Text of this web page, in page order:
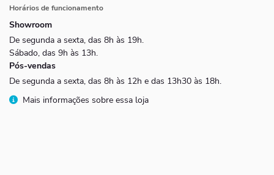
Horários de funcionamento
Showroom
De segunda a sexta, das 8h às 19h.
Sábado, das 9h às 13h.
Pós-vendas
De segunda a sexta, das 8h às 12h e das 13h30 às 18h.
Mais informações sobre essa loja